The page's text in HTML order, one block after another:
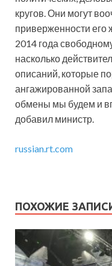
кругов. Они могут
приверженности его
2014 года
насколько
описаний, которые
ангажированной
обмены мы будем и
добавил министр.
russian.rt.com
ПОХОЖИЕ